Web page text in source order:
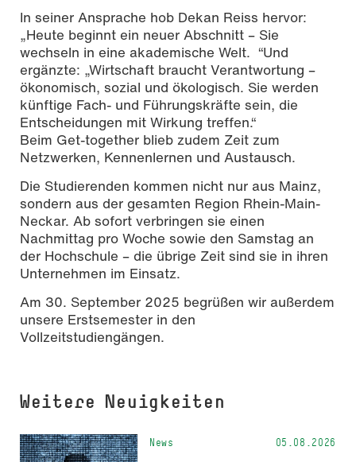
In seiner Ansprache hob Dekan Reiss hervor:
„Heute beginnt ein neuer Abschnitt – Sie
wechseln in eine akademische Welt. “Und
ergänzte: „Wirtschaft braucht Verantwortung –
ökonomisch, sozial und ökologisch. Sie werden
künftige Fach- und Führungskräfte sein, die
Entscheidungen mit Wirkung treffen.“
Beim Get-together blieb zudem Zeit zum
Netzwerken, Kennenlernen und Austausch.
Die Studierenden kommen nicht nur aus Mainz,
sondern aus der gesamten Region Rhein-Main-
Neckar. Ab sofort verbringen sie einen
Nachmittag pro Woche sowie den Samstag an
der Hochschule – die übrige Zeit sind sie in ihren
Unternehmen im Einsatz.
Am 30. September 2025 begrüßen wir außerdem
unsere Erstsemester in den
Vollzeitstudiengängen.
Weitere Neuigkeiten
News 05.08.2026